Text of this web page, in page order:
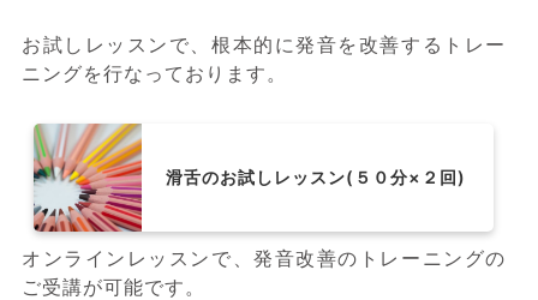
お試しレッスンで、根本的に発音を改善するトレー
ニングを行なっております。
滑舌のお試しレッスン(５０分×２回)
オンラインレッスンで、発音改善のトレーニングの
ご受講が可能です。